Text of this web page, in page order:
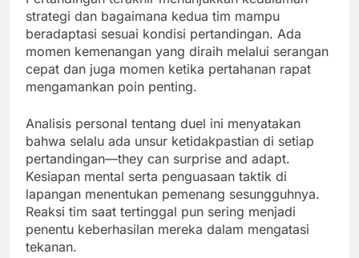
strategi dan bagaimana kedua tim mampu
beradaptasi sesuai kondisi pertandingan. Ada
momen kemenangan yang diraih melalui serangan
cepat dan juga momen ketika pertahanan rapat
mengamankan poin penting.
Analisis personal tentang duel ini menyatakan
bahwa selalu ada unsur ketidakpastian di setiap
pertandingan—they can surprise and adapt.
Kesiapan mental serta penguasaan taktik di
lapangan menentukan pemenang sesungguhnya.
Reaksi tim saat tertinggal pun sering menjadi
penentu keberhasilan mereka dalam mengatasi
tekanan.